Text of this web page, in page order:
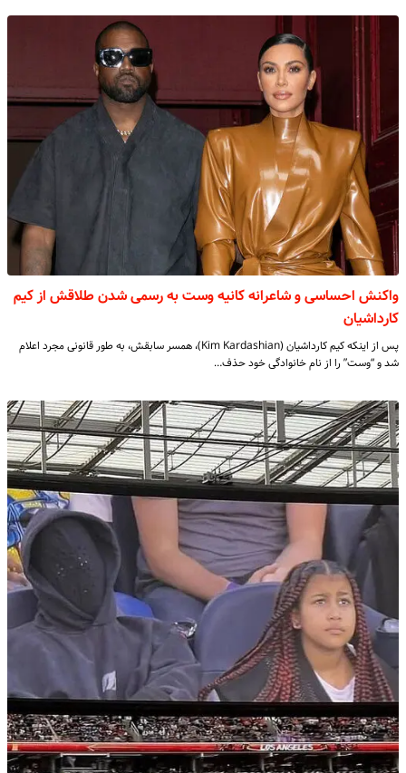
واکنش احساسی و شاعرانه کانیه وست به رسمی شدن طلاقش از کیم
کارداشیان
پس از اینکه کیم کارداشیان (Kim Kardashian)، همسر سابقش، به طور قانونی مجرد اعلام
شد و “وست” را از نام خانوادگی خود حذف…